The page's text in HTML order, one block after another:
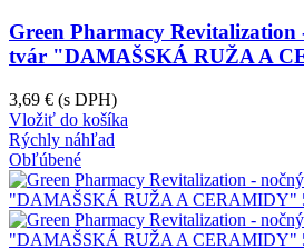
Green Pharmacy
tvár "DAMAŠSKÁ RUŽA A
3,69 € (s DPH)
Vložiť do košíka
Rýchly náhľad
Obľúbené